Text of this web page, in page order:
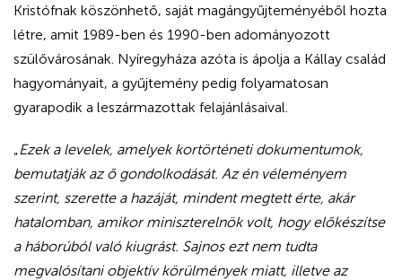
Kristófnak köszönhető, saját magángyűjteményéből hozta
létre, amit 1989-ben és 1990-ben adományozott
szülővárosának. Nyíregyháza azóta is ápolja a Kállay család
hagyományait, a gyűjtemény pedig folyamatosan
gyarapodik a leszármazottak felajánlásaival.
„Ezek a levelek, amelyek kortörténeti dokumentumok,
bemutatják az ő gondolkodását. Az én véleményem
szerint, szerette a hazáját, mindent megtett érte, akár
hatalomban, amikor miniszterelnök volt, hogy előkészítse
a háborúból való kiugrást. Sajnos ezt nem tudta
megvalósítani objektív körülmények miatt, illetve az